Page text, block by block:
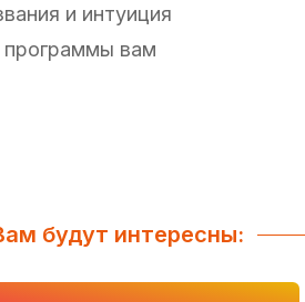
и интуиция
программы вам
будут интересны: